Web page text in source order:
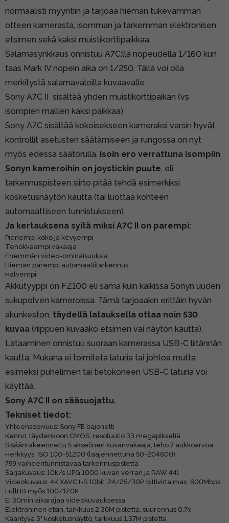
normaalisti myyntiin ja tarjoaa hieman tukevamman
otteen kamerasta, isomman ja tarkemman elektronisen
etsimen sekä kaksi muistikorttipaikkaa.
Salamasynkkaus onnistuu A7C:llä nopeudella 1/160 kun
taas Mark IV nopein aika on 1/250. Tällä voi olla
merkitystä salamavaloilla kuvaavalle.
Sony A7C II sisältää yhden muistikorttipaikan (vs
isompien mallien kaksi paikkaa).
Sony A7C sisältää kokoisekseen kameraksi varsin hyvät
kontrollit asetusten säätämiseen ja rungossa on nyt
myös edessä säätörulla. Isoin ero verrattuna isompiin
Sonyn kameroihin on joystickin puute, eli
tarkennuspisteen siirto pitää tehdä esimerkiksi
kosketusnäytön kautta (tai luottaa kohteen
automaattiseen tunnistukseen).
Ja kertauksena syitä miksi A7C II on parempi:
Pienempi koko ja kevyempi
Tehokkaampi vakaaja
Enemmän video-ominaisuuksia
Hieman parempi automaattitarkennus
Halvempi
Akkutyyppi on FZ100 eli sama kuin kaikissa Sonyn uuden
sukupolven kameroissa. Tämä tarjoaakin erittäin hyvän
akunkeston, täydellä latauksella ottaa noin 530
kuvaa (riippuen kuvaako etsimen vai näytön kautta).
Lataaminen onnistuu suoraan kamerassa USB-C liitännän
kautta. Mukana ei toimiteta laturia tai johtoa mutta
esimeksi puhelimen tai tietokoneen USB-C laturia voi
käyttää.
Sony A7C II on sääsuojattu.
Tekniset tiedot:
Yhteensopivuus: Sony FE bajonetti
Kenno: täydenkoon CMOS, resoluutio 33 megapikseliä
Sisäänrakeennettu 5 akselinen kuvanvakaaja, teho 7 aukkoarvoa
Herkkyys: ISO 100-51200 (laajennettuna 50-204800)
759 vaiheentunnistavaa tarkennuspistettä
Sarjakuvaus: 10k/s (JPG 1000 kuvan verran ja RAW 44)
Videokuvaus: 4K XAVC I-S 10bit, 24/25/30P, bittivirta max. 600Mbps,
FullHD myös 100/120P
Ei 30min aikarajaa videokuvauksessa
Elektroninen etsin, tarkkuus 2,36M pistettä, suurennus 0.7x
Kääntyvä 3" kosketusnäyttö, tarkkuus 1.37M pistettä